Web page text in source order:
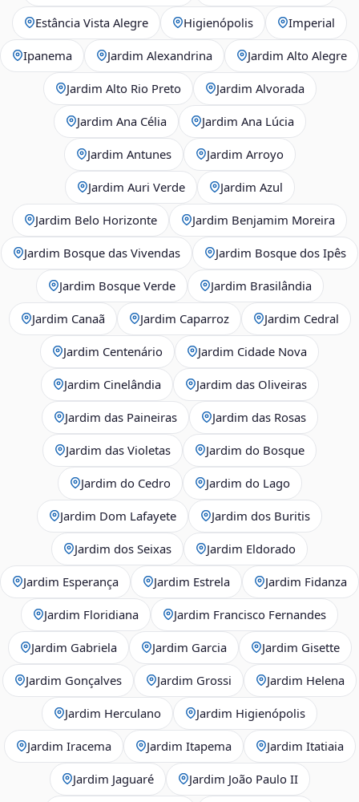
Estância Vista Alegre Higienópolis Imperial
Ipanema Jardim Alexandrina Jardim Alto Alegre
Jardim Alto Rio Preto Jardim Alvorada
Jardim Ana Célia Jardim Ana Lúcia
Jardim Antunes Jardim Arroyo
Jardim Auri Verde Jardim Azul
Jardim Belo Horizonte Jardim Benjamim Moreira
Jardim Bosque das Vivendas Jardim Bosque dos Ipês
Jardim Bosque Verde Jardim Brasilândia
Jardim Canaã Jardim Caparroz Jardim Cedral
Jardim Centenário Jardim Cidade Nova
Jardim Cinelândia Jardim das Oliveiras
Jardim das Paineiras Jardim das Rosas
Jardim das Violetas Jardim do Bosque
Jardim do Cedro Jardim do Lago
Jardim Dom Lafayete Jardim dos Buritis
Jardim dos Seixas Jardim Eldorado
Jardim Esperança Jardim Estrela Jardim Fidanza
Jardim Floridiana Jardim Francisco Fernandes
Jardim Gabriela Jardim Garcia Jardim Gisette
Jardim Gonçalves Jardim Grossi Jardim Helena
Jardim Herculano Jardim Higienópolis
Jardim Iracema Jardim Itapema Jardim Itatiaia
Jardim Jaguaré Jardim João Paulo II